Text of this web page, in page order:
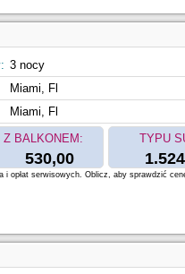
3 nocy
Miami, Fl
Miami, Fl
Z BALKONEM:
530,00
TYPU
i opłat serwisowych. Oblicz, aby sprawdzić